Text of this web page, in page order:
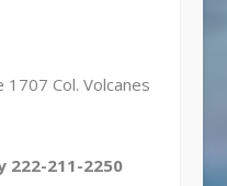
1707 Col. Volcanes
222-211-2250